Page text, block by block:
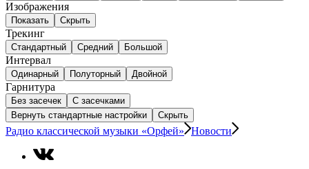
Изображения
Показать Скрыть
Трекинг
Стандартный Средний Большой
Интервал
Одинарный Полуторный Двойной
Гарнитура
Без засечек
С засечками
Вернуть стандартные настройки
Скрыть
Радио классической музыки «Орфей» Новости